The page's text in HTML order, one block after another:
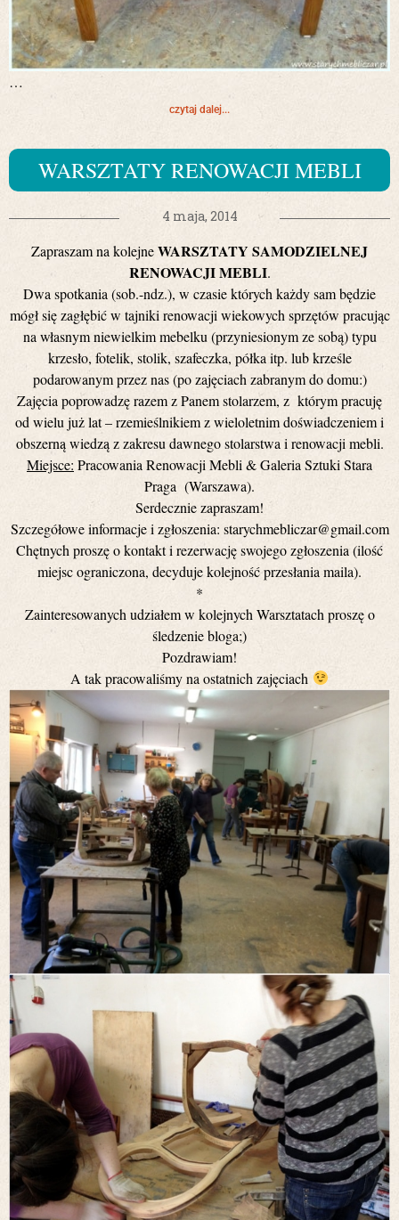
…
czytaj dalej...
WARSZTATY RENOWACJI MEBLI
4 maja, 2014
Zapraszam na kolejneWARSZTATY SAMODZIELNEJ
RENOWACJI MEBLI.
Dwa spotkania (sob.-ndz.), w czasie których każdy sam będzie
mógł się zagłębić w tajniki renowacji wiekowych sprzętów pracując
na własnym niewielkim mebelku (przyniesionym ze sobą) typu
krzesło, fotelik, stolik, szafeczka, półka itp. lub krześle
podarowanym przez nas (po zajęciach zabranym do domu:)
Zajęcia poprowadzę razem z Panem stolarzem, z którym pracuję
od wielu już lat – rzemieślnikiem z wieloletnim doświadczeniem i
obszerną wiedzą z zakresu dawnego stolarstwa i renowacji mebli.
Miejsce: Pracowania Renowacji Mebli & Galeria Sztuki Stara
Praga (Warszawa).
Serdecznie zapraszam!
Szczegółowe informacje i zgłoszenia: starychmebliczar@gmail.com
Chętnych proszę o kontakt i rezerwację swojego zgłoszenia (ilość
miejsc ograniczona, decyduje kolejność przesłania maila).
*
Zainteresowanych udziałem w kolejnych Warsztatach proszę o
śledzenie bloga;)
Pozdrawiam!
A tak pracowaliśmy na ostatnich zajęciach